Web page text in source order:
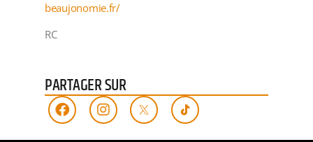
beaujonomie.fr/
RC
PARTAGER SUR